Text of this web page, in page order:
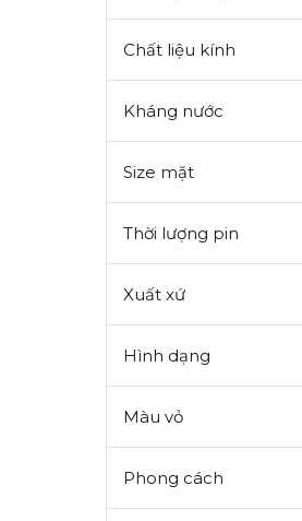
Chất liệu kính
Kháng nước
Size mặt
Thời lượng pin
Xuất xứ
Hình dạng
Màu vỏ
Phong cách